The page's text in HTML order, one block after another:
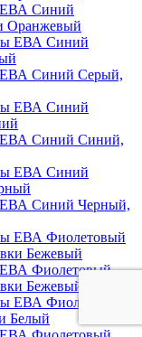
ЕВА Синий
Оранжевый
ЕВА Синий Серый,
ЕВА Синий Синий,
ЕВА Синий Черный,
ЕВА Фиолетовый
Бежевый